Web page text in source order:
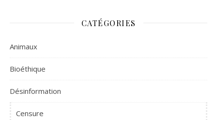
CATÉGORIES
Animaux
Bioéthique
Désinformation
Censure